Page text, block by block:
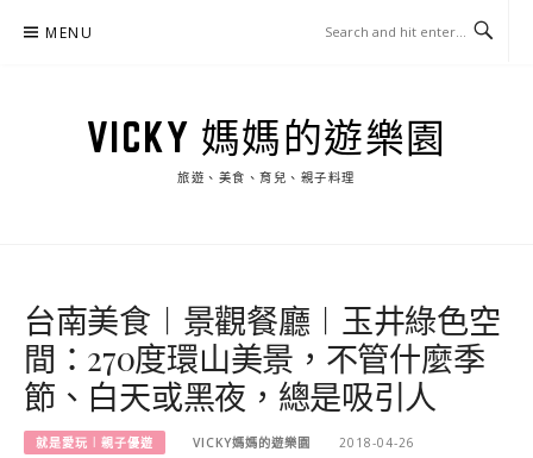
MENU
VICKY 媽媽的遊樂園
旅遊、美食、育兒、親子料理
台南美食︱景觀餐廳︱玉井綠色空
間：270度環山美景，不管什麼季
節、白天或黑夜，總是吸引人
就是愛玩︱親子優遊 VICKY媽媽的遊樂園 2018-04-26